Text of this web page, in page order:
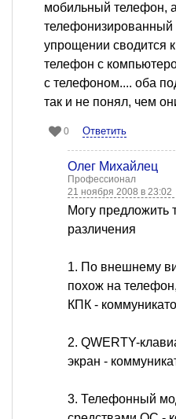
мобильный телефон,
телефонизированный
упрощении сводится
телефон с
с телефоном.... оба
так и не понял, чем
0 Ответить
Олег Михайлец
Профессионал
21 ноября 2008 в 23:02
Могу предложить
различения
1. По внешнему
похож на
КПК -
2. QWERTY-
экран -
3. Телефонный